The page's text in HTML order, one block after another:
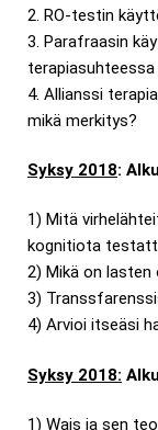
2. RO-testin
3. Parafraasin
4. Allianssi
mikä merkitys?
Syksy 2018:
1) Mitä
kognitiota
2) Mikä on
3)
4) Arvioi itseäsi
Syksy 2018:
1) Wais ja sen